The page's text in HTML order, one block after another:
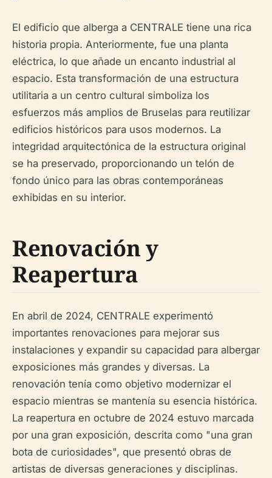
El edificio que alberga a CENTRALE tiene una rica
historia propia. Anteriormente, fue una planta
eléctrica, lo que añade un encanto industrial al
espacio. Esta transformación de una estructura
utilitaria a un centro cultural simboliza los
esfuerzos más amplios de Bruselas para reutilizar
edificios históricos para usos modernos. La
integridad arquitectónica de la estructura original
se ha preservado, proporcionando un telón de
fondo único para las obras contemporáneas
exhibidas en su interior.
Renovación y
Reapertura
En abril de 2024, CENTRALE experimentó
importantes renovaciones para mejorar sus
instalaciones y expandir su capacidad para albergar
exposiciones más grandes y diversas. La
renovación tenía como objetivo modernizar el
espacio mientras se mantenía su esencia histórica.
La reapertura en octubre de 2024 estuvo marcada
por una gran exposición, descrita como "una gran
bota de curiosidades", que presentó obras de
artistas de diversas generaciones y disciplinas.